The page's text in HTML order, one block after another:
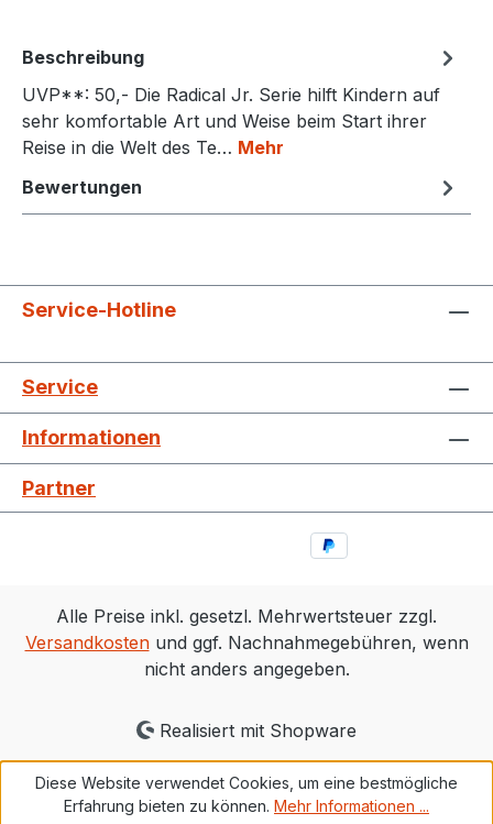
Beschreibung
UVP**: 50,- Die Radical Jr. Serie hilft Kindern auf
sehr komfortable Art und Weise beim Start ihrer
Reise in die Welt des Te… Mehr
Bewertungen
Service-Hotline
Service
Informationen
Partner
Alle Preise inkl. gesetzl. Mehrwertsteuer zzgl.
Versandkostenund ggf. Nachnahmegebühren, wenn
nicht anders angegeben.
Realisiert mit Shopware
Diese Website verwendet Cookies, um eine bestmögliche
Erfahrung bieten zu können. Mehr Informationen ...